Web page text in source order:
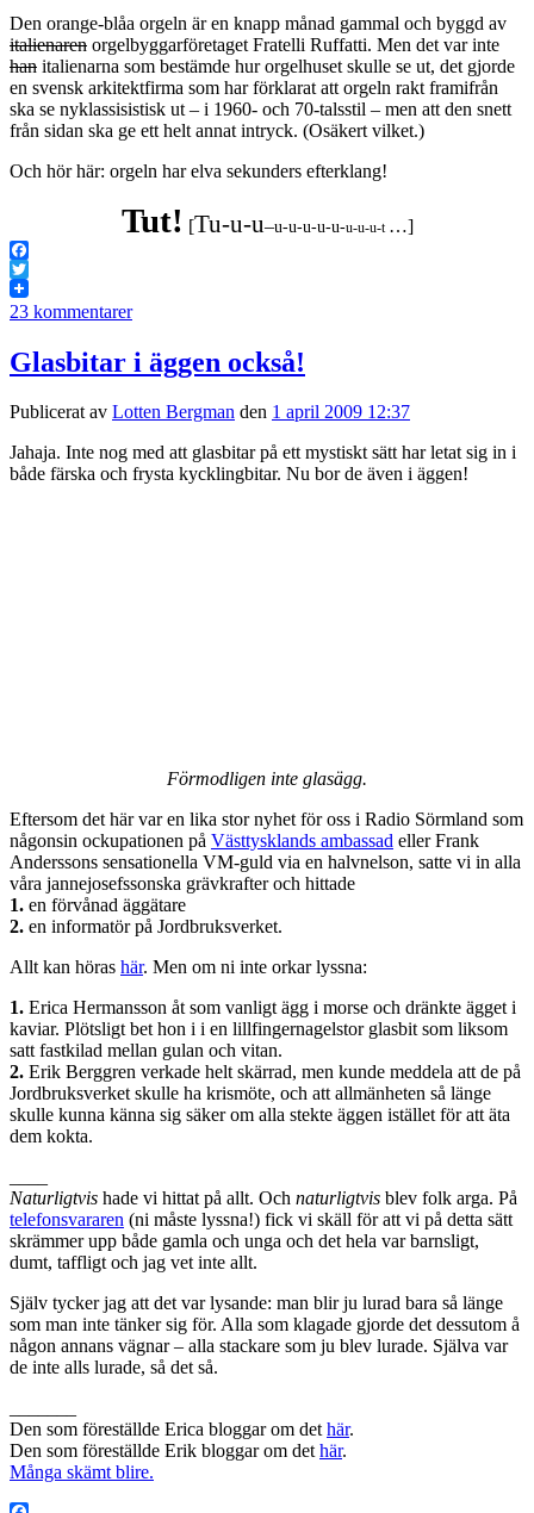
Den orange-blåa orgeln är en knapp månad gammal och byggd av
italienaren orgelbyggarföretaget Fratelli Ruffatti. Men det var inte
han italienarna som bestämde hur orgelhuset skulle se ut, det gjorde
en svensk arkitektfirma som har förklarat att orgeln rakt framifrån
ska se nyklassisistisk ut – i 1960- och 70-talsstil – men att den snett
från sidan ska ge ett helt annat intryck. (Osäkert vilket.)
Och hör här: orgeln har elva sekunders efterklang!
Tut! [Tu-u-u–u-u-u-u-u-u-u-u-t …]
Facebook
Twitter
23 kommentarer
Glasbitar i äggen också!
Publicerat av Lotten Bergman den 1 april 2009 12:37
Jahaja. Inte nog med att glasbitar på ett mystiskt sätt har letat sig in i
både färska och frysta kycklingbitar. Nu bor de även i äggen!
Förmodligen inte glasägg.
Eftersom det här var en lika stor nyhet för oss i Radio Sörmland som
någonsin ockupationen på Västtysklands ambassad eller Frank
Anderssons sensationella VM-guld via en halvnelson, satte vi in alla
våra jannejosefssonska grävkrafter och hittade
1. en förvånad äggätare
2. en informatör på Jordbruksverket.
Allt kan höras här. Men om ni inte orkar lyssna:
1. Erica Hermansson åt som vanligt ägg i morse och dränkte ägget i
kaviar. Plötsligt bet hon i i en lillfingernagelstor glasbit som liksom
satt fastkilad mellan gulan och vitan.
2. Erik Berggren verkade helt skärrad, men kunde meddela att de på
Jordbruksverket skulle ha krismöte, och att allmänheten så länge
skulle kunna känna sig säker om alla stekte äggen istället för att äta
dem kokta.
Naturligtvis hade vi hittat på allt. Och naturligtvis blev folk arga. På
telefonsvararen (ni måste lyssna!) fick vi skäll för att vi på detta sätt
skrämmer upp både gamla och unga och det hela var barnsligt,
dumt, taffligt och jag vet inte allt.
Själv tycker jag att det var lysande: man blir ju lurad bara så länge
som man inte tänker sig för. Alla som klagade gjorde det dessutom å
någon annans vägnar – alla stackare som ju blev lurade. Själva var
de inte alls lurade, så det så.
Den som föreställde Erica bloggar om dethär.
Den som föreställde Erik bloggar om dethär.
Många skämt blire.